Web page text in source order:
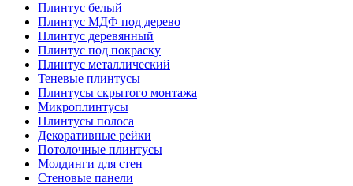
Плинтус белый
Плинтус МДФ под дерево
Плинтус деревянный
Плинтус под покраску
Плинтус металлический
Теневые плинтусы
Плинтусы скрытого монтажа
Микроплинтусы
Плинтусы полоса
Декоративные рейки
Потолочные плинтусы
Молдинги для стен
Стеновые панели